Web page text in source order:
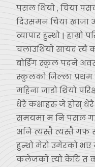
पसल थियो , चिया
दिउसमन चिया खाजा
व्यापार हुन्थो |
चलाउथियो सायद त्यै
बोर्डिंग स्कुल पदने
स्कुलको जिल्ला प्रथम
महिना जाडो थियो
धेरै कक्षाहरु जे होस्
समयमा म नि पसल
अनि त्यस्तै त्यस्तै गफ
हुन्थो मेरो उमेरको भए
कलेजको त्यो केटि त